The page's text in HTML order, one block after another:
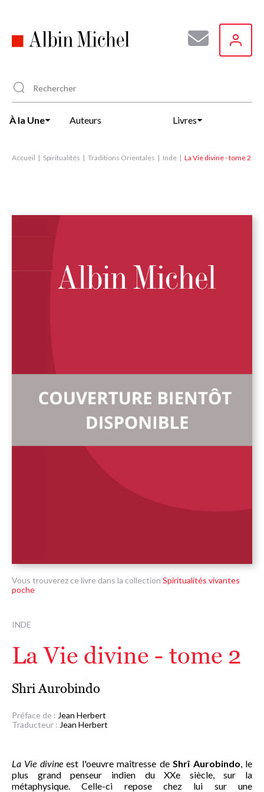
principal
À la Une Auteurs Livres
Accueil Spiritualités Traditions Orientales Inde La Vie divine - tome 2
Vous trouverez ce livre dans la collection Spiritualités vivantes
poche
INDE
La Vie divine - tome 2
Shri Aurobindo
Préface de : Jean Herbert
Traducteur : Jean Herbert
La Vie divineest l'oeuvre maîtresse deShrî Aurobindo, le
plus grand penseur indien du XXe siècle, sur la
métaphysique. Celle-ci repose chez lui sur une